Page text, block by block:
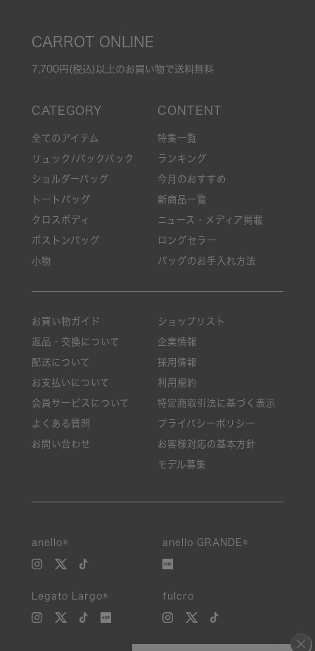
CARROT ONLINE
7,700円(税込)以上のお買い物で送料無料
全てのアイテム
リュック/バックパック
ショルダーバッグ
トートバッグ
クロスボディ
ボストンバッグ
小物
特集一覧
ランキング
今月のおすすめ
新商品一覧
ニュース・メディア掲載
ロングセラー
バッグのお手入れ方法
お買い物ガイド
返品・交換について
配送について
お支払いについて
会員サービスについて
よくある質問
お問い合わせ
ショップリスト
企業情報
採用情報
利用規約
特定商取引法に基づく表示
プライバシーポリシー
お客様対応の基本方針
モデル募集
anello® anello GRANDE®
Legato Largo® fulcro